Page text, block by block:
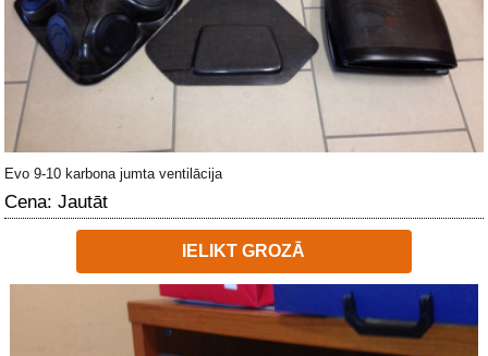
Evo 9-10 karbona jumta ventilācija
Cena: Jautāt
IELIKT GROZĀ